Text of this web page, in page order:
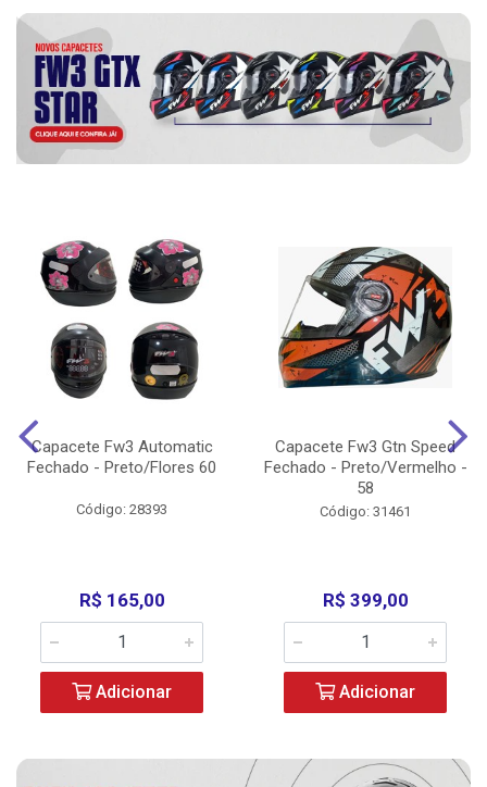
Capacete Fw3 Automatic
Fechado - Preto/Flores 60
Código: 28393
R$ 165,00
Adicionar
Capacete Fw3 Gtn Speed
Fechado - Preto/Vermelho -
58
Código: 31461
R$ 399,00
Adicionar